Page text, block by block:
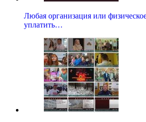
Любая организация или
уплатить…